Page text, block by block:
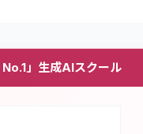
」生成AIスクール